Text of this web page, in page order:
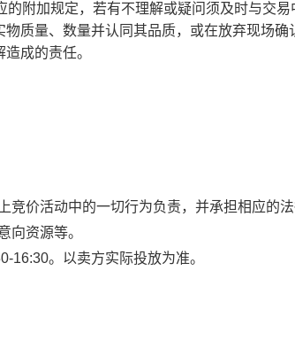
附加规定，若有不理解或疑问须及时与交易
质量、数量并认同其品质，或在放弃现场确
成的责任。
价活动中的一切行为负责，并承担相应的法
向资源等。
16:30。以卖方实际投放为准。